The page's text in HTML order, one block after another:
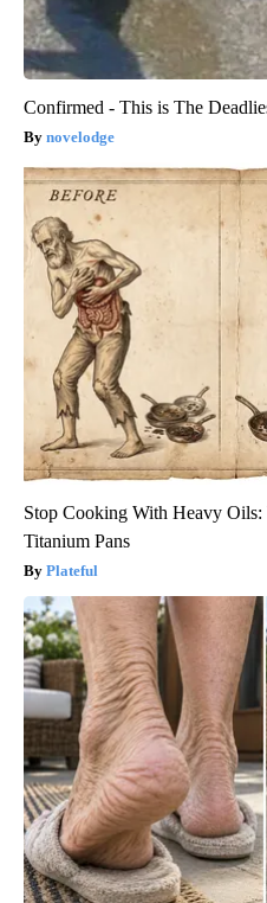
Confirmed - This is The
novelodge
Stop Cooking With Heavy
Titanium Pans
Plateful